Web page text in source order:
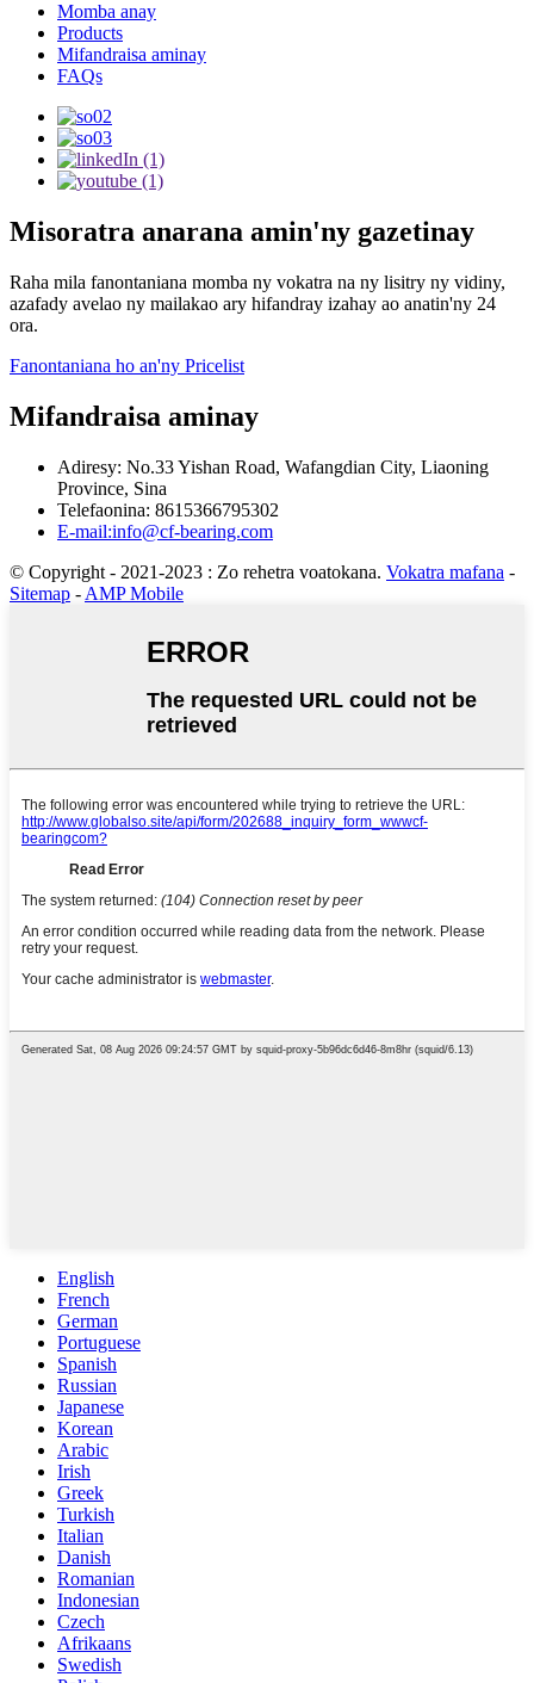
Momba anay
Products
Mifandraisa aminay
FAQs
Misoratra anarana amin'ny gazetinay
Raha mila fanontaniana momba ny vokatra na ny lisitry ny vidiny,
azafady avelao ny mailakao ary hifandray izahay ao anatin'ny 24
ora.
Fanontaniana ho an'ny Pricelist
Mifandraisa aminay
Adiresy: No.33 Yishan Road, Wafangdian City, Liaoning
Province, Sina
Telefaonina: 8615366795302
E-mail:info@cf-bearing.com
© Copyright - 2021-2023 : Zo rehetra voatokana. Vokatra mafana -
Sitemap - AMP Mobile
English
French
German
Portuguese
Spanish
Russian
Japanese
Korean
Arabic
Irish
Greek
Turkish
Italian
Danish
Romanian
Indonesian
Czech
Afrikaans
Swedish